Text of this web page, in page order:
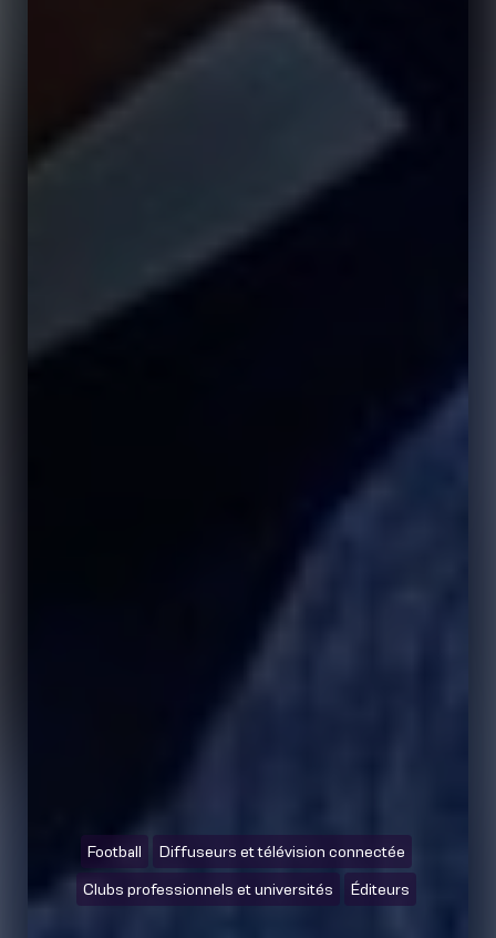
Football Diffuseurs et télévision connectée
Clubs professionnels et universités Éditeurs